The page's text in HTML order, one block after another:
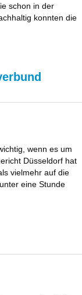
schon in der
konnten die
wenn es um
Düsseldorf hat
vielmehr auf die
eine Stunde